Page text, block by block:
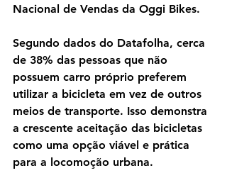
Nacional de Vendas da Oggi Bikes.
Segundo dados do Datafolha, cerca
de 38% das pessoas que não
possuem carro próprio preferem
utilizar a bicicleta em vez de outros
meios de transporte. Isso demonstra
a crescente aceitação das bicicletas
como uma opção viável e prática
para a locomoção urbana.